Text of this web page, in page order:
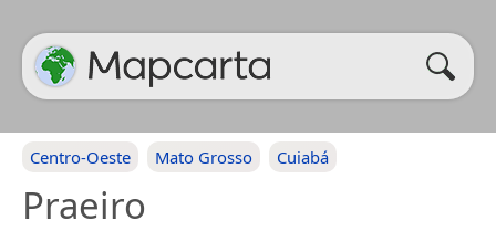
Centro-Oeste Mato Grosso Cuiabá
Praeiro